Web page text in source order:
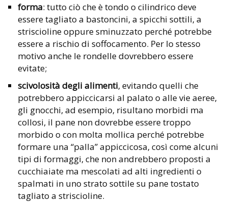
forma: tutto ciò che è tondo o cilindrico deve
essere tagliato a bastoncini, a spicchi sottili, a
striscioline oppure sminuzzato perché potrebbe
essere a rischio di soffocamento. Per lo stesso
motivo anche le rondelle dovrebbero essere
evitate;
scivolosità degli alimenti, evitando quelli che
potrebbero appiccicarsi al palato o alle vie aeree,
gli gnocchi, ad esempio, risultano morbidi ma
collosi, il pane non dovrebbe essere troppo
morbido o con molta mollica perché potrebbe
formare una “palla” appiccicosa, così come alcuni
tipi di formaggi, che non andrebbero proposti a
cucchiaiate ma mescolati ad alti ingredienti o
spalmati in uno strato sottile su pane tostato
tagliato a striscioline.